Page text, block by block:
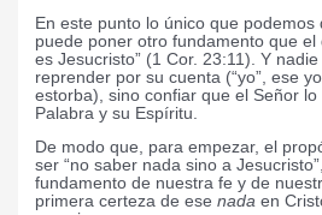
En este punto lo único que podemos
puede poner otro fundamento que el
es Jesucristo” (1 Cor. 23:11). Y
reprender por su cuenta (“yo”, ese
estorba), sino confiar que el Señor
Palabra y su Espíritu.
De modo que, para empezar, el
ser “no saber nada sino a
fundamento de nuestra fe y de
primera certeza de esenada en